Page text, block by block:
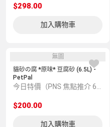
$298.00
加入購物車
無圖
貓砂の腐 *原味* 豆腐砂 (6.5L) -
PetPal
今日特價（PNS 焦點推介 6600004495）
$200.00
加入購物車